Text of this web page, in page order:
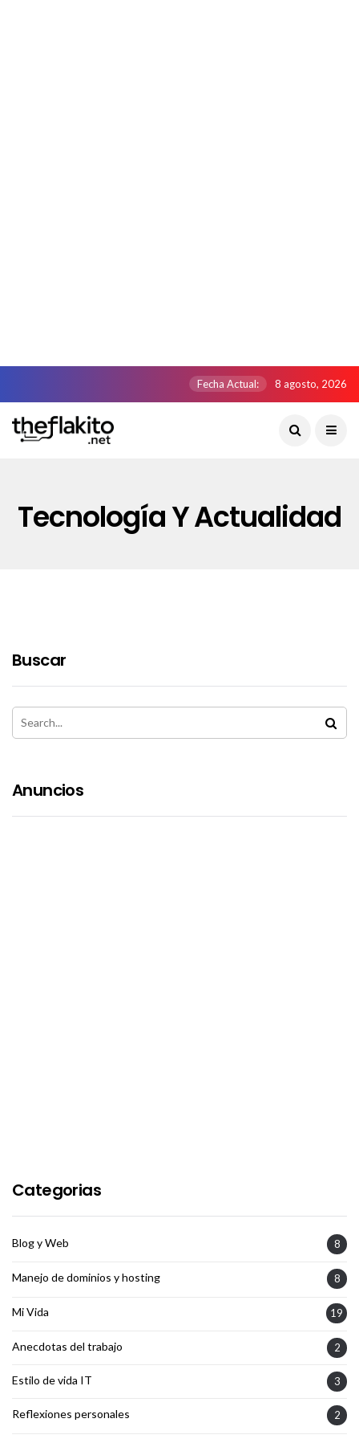
Fecha Actual: 8 agosto, 2026
Tecnología Y Actualidad
Buscar
Anuncios
Categorias
Blog y Web 8
Manejo de dominios y hosting 8
Mi Vida 19
Anecdotas del trabajo 2
Estilo de vida IT 3
Reflexiones personales 2